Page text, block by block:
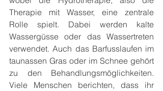
Therapie mit Wasser, eine zentrale
Rolle spielt. Dabei werden kalte
Wassergüsse oder das Wassertreten
verwendet. Auch das Barfusslaufen im
taunassen Gras oder im Schnee gehört
zu den Behandlungsmöglichkeiten.
Viele Menschen berichten, dass ihr